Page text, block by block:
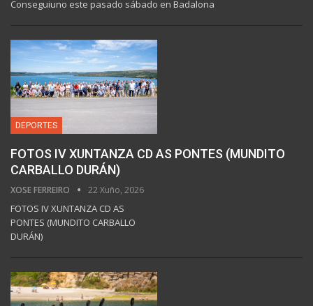
Conseguiuno este pasado sábado en Badalona
DEPORTES
FOTOS IV XUNTANZA CD AS PONTES (MUNDITO
CARBALLO DURÁN)
XOSE FERREIRO 22 Xuño, 2026
FOTOS IV XUNTANZA CD AS
PONTES (MUNDITO CARBALLO
DURÁN)